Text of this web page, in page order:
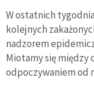
W ostatnich
kolejnych
nadzorem
Miotamy się między
odpoczywaniem od